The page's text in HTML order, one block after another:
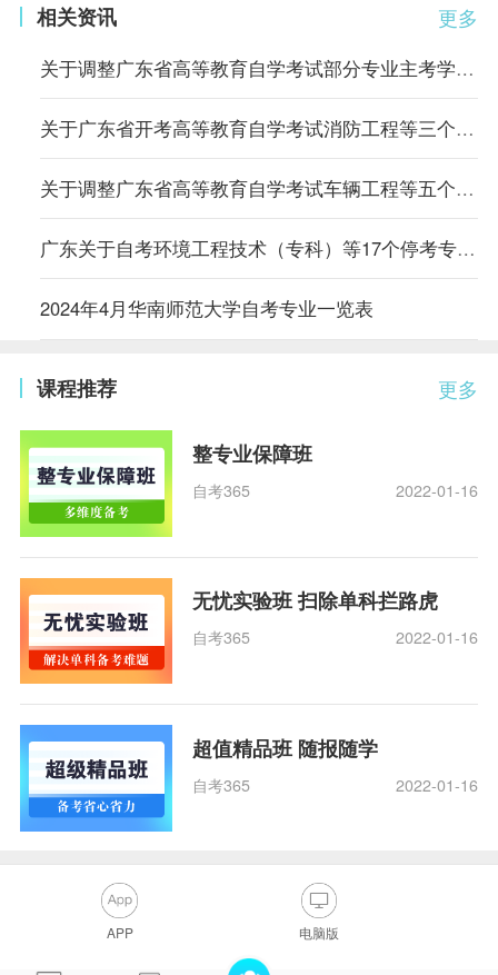
更多
相关资讯
关于调整广东省高等教育自学考试部分专业主考学校的通知
关于广东省开考高等教育自学考试消防工程等三个专业的通知
关于调整广东省高等教育自学考试车辆工程等五个专业主考学校的通知
广东关于自考环境工程技术（专科）等17个停考专业毕业办理时间的通告
2024年4月华南师范大学自考专业一览表
更多
课程推荐
整专业保障班
自考365 2022-01-16
无忧实验班 扫除单科拦路虎
自考365 2022-01-16
超值精品班 随报随学
自考365 2022-01-16
APP 电脑版